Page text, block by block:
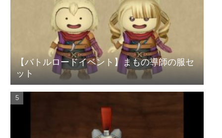
【バトルロードイベント】まもの導師の服セ
ット